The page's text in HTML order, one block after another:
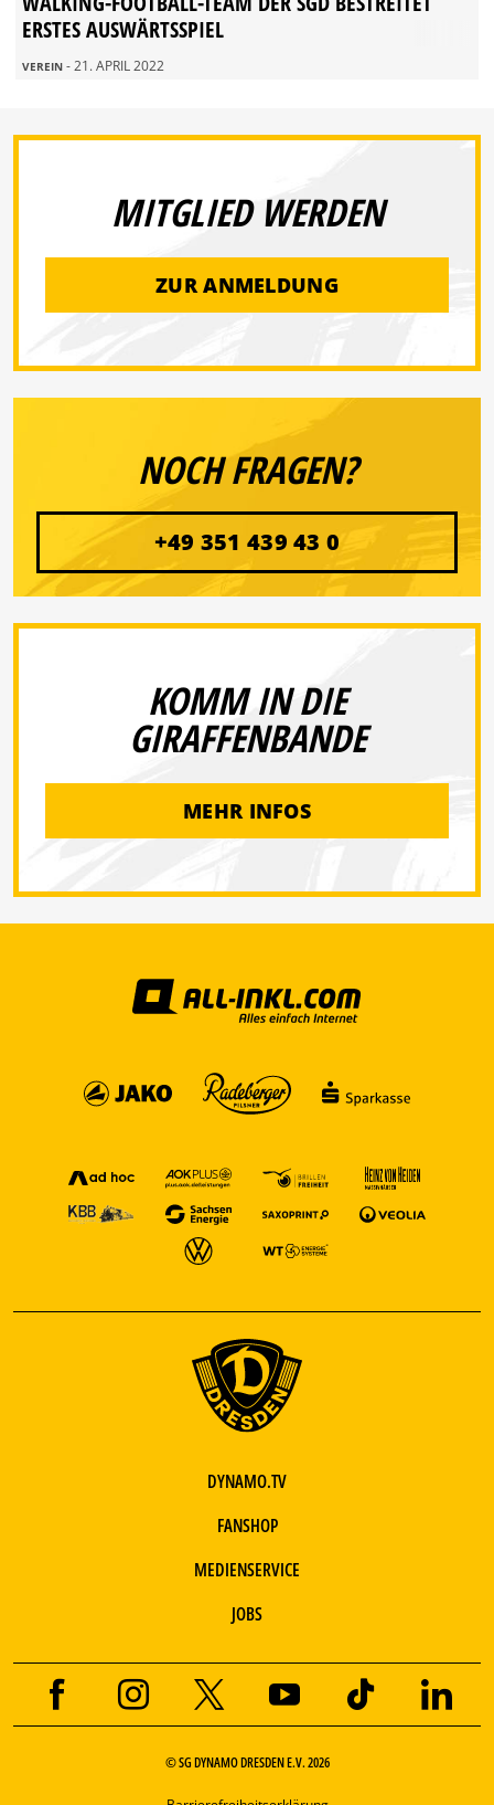
ERSTES AUSWÄRTSSPIEL
VEREIN - 21. APRIL 2022
MITGLIED WERDEN
ZUR ANMELDUNG
NOCH FRAGEN?
+49 351 439 43 0
KOMM IN DIE
GIRAFFENBANDE
MEHR INFOS
DYNAMO.TV
FANSHOP
MEDIENSERVICE
JOBS
© SG DYNAMO DRESDEN E.V. 2026